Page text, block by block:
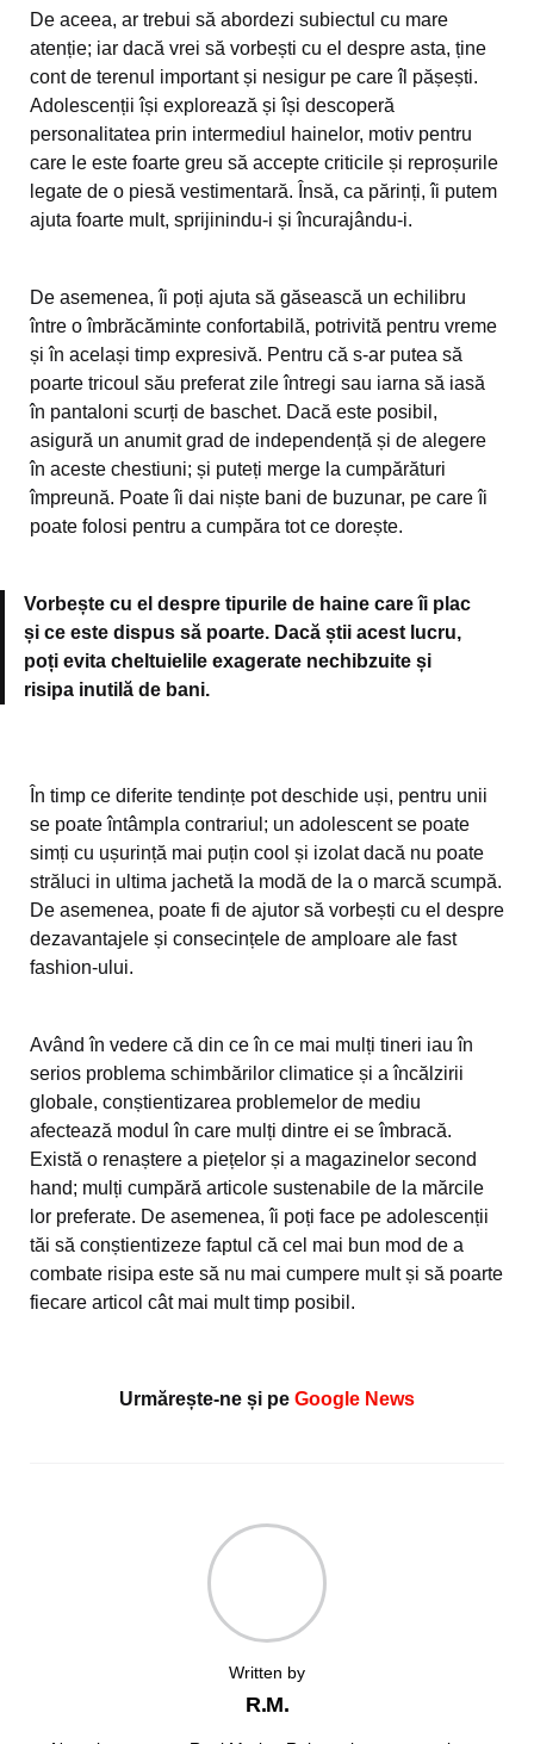
De aceea, ar trebui să abordezi subiectul cu mare
atenție; iar dacă vrei să vorbești cu el despre asta, ține
cont de terenul important și nesigur pe care îl pășești.
Adolescenții își explorează și își descoperă
personalitatea prin intermediul hainelor, motiv pentru
care le este foarte greu să accepte criticile și reproșurile
legate de o piesă vestimentară. Însă, ca părinți, îi putem
ajuta foarte mult, sprijinindu-i și încurajându-i.
De asemenea, îi poți ajuta să găsească un echilibru
între o îmbrăcăminte confortabilă, potrivită pentru vreme
și în același timp expresivă. Pentru că s-ar putea să
poarte tricoul său preferat zile întregi sau iarna să iasă
în pantaloni scurți de baschet. Dacă este posibil,
asigură un anumit grad de independență și de alegere
în aceste chestiuni; și puteți merge la cumpărături
împreună. Poate îi dai niște bani de buzunar, pe care îi
poate folosi pentru a cumpăra tot ce dorește.
Vorbește cu el despre tipurile de haine care îi plac
și ce este dispus să poarte. Dacă știi acest lucru,
poți evita cheltuielile exagerate nechibzuite și
risipa inutilă de bani.
În timp ce diferite tendințe pot deschide uși, pentru unii
se poate întâmpla contrariul; un adolescent se poate
simți cu ușurință mai puțin cool și izolat dacă nu poate
străluci in ultima jachetă la modă de la o marcă scumpă.
De asemenea, poate fi de ajutor să vorbești cu el despre
dezavantajele și consecințele de amploare ale fast
fashion-ului.
Având în vedere că din ce în ce mai mulți tineri iau în
serios problema schimbărilor climatice și a încălzirii
globale, conștientizarea problemelor de mediu
afectează modul în care mulți dintre ei se îmbracă.
Există o renaștere a piețelor și a magazinelor second
hand; mulți cumpără articole sustenabile de la mărcile
lor preferate. De asemenea, îi poți face pe adolescenții
tăi să conștientizeze faptul că cel mai bun mod de a
combate risipa este să nu mai cumpere mult și să poarte
fiecare articol cât mai mult timp posibil.
Urmărește-ne și pe Google News
Written by
R.M.